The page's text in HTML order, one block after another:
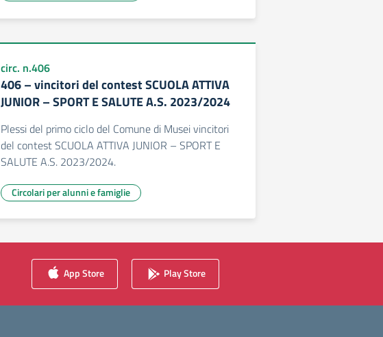
circ. n.406
406 – vincitori del contest SCUOLA ATTIVA
JUNIOR – SPORT E SALUTE A.S. 2023/2024
Plessi del primo ciclo del Comune di Musei vincitori
del contest SCUOLA ATTIVA JUNIOR – SPORT E
SALUTE A.S. 2023/2024.
Circolari per alunni e famiglie
App Store Play Store